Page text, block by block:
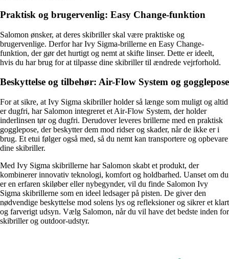
Praktisk og brugervenlig: Easy Change-funktion
Salomon ønsker, at deres skibriller skal være praktiske og
brugervenlige. Derfor har Ivy Sigma-brillerne en Easy Change-
funktion, der gør det hurtigt og nemt at skifte linser. Dette er ideelt,
hvis du har brug for at tilpasse dine skibriller til ændrede vejrforhold.
Beskyttelse og tilbehør: Air-Flow System og gogglepose
For at sikre, at Ivy Sigma skibriller holder så længe som muligt og altid
er dugfri, har Salomon integreret et Air-Flow System, der holder
inderlinsen tør og dugfri. Derudover leveres brillerne med en praktisk
gogglepose, der beskytter dem mod ridser og skader, når de ikke er i
brug. Et etui følger også med, så du nemt kan transportere og opbevare
dine skibriller.
Med Ivy Sigma skibrillerne har Salomon skabt et produkt, der
kombinerer innovativ teknologi, komfort og holdbarhed. Uanset om du
er en erfaren skiløber eller nybegynder, vil du finde Salomon Ivy
Sigma skibrillerne som en ideel ledsager på pisten. De giver den
nødvendige beskyttelse mod solens lys og refleksioner og sikrer et klart
og farverigt udsyn. Vælg Salomon, når du vil have det bedste inden for
skibriller og outdoor-udstyr.